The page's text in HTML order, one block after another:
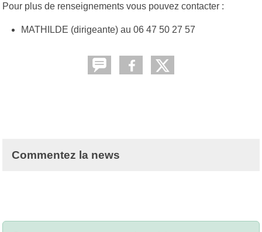
Pour plus de renseignements vous pouvez contacter :
MATHILDE (dirigeante) au 06 47 50 27 57
Commentez la news